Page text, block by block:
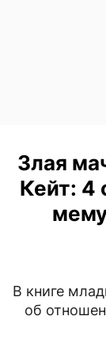
Злая
Кейт: 4
В книге
об